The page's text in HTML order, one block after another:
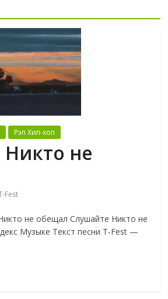
Рэп Хип-хоп
не
Fest
не обещал Слушайте Никто не
Музыке Текст песни T-Fest —